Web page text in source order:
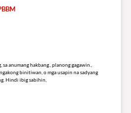
anumang hakbang., planong gagawin.,
binitiwan, o mga usapin na sadyang
Hindi ibig sabihin,